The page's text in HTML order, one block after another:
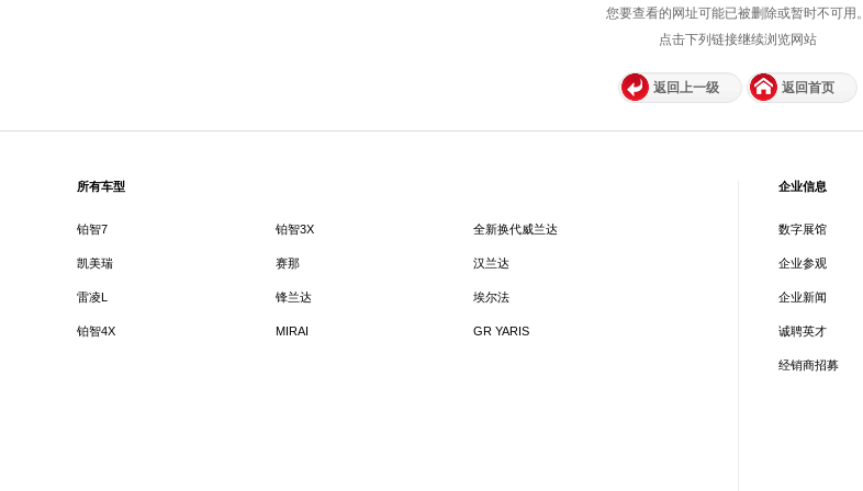
您要查看的网址可能已被删除或暂时不可用。
点击下列链接继续浏览网站
返回上一级 返回首页
所有车型
铂智7 铂智3X 全新换代威兰达
凯美瑞 赛那 汉兰达
雷凌L 锋兰达 埃尔法
铂智4X MIRAI GR YARIS
企业信息
数字展馆
企业参观
企业新闻
诚聘英才
经销商招募